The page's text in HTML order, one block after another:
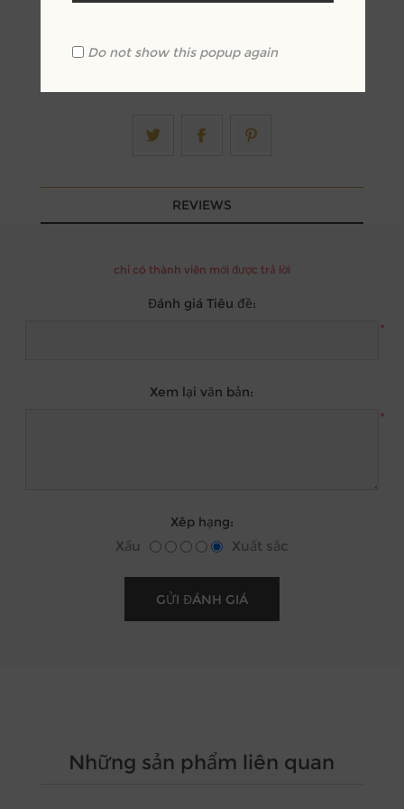
REVIEWS
chỉ có thành viên mới được trả lời
Đánh giá Tiêu đề:
*
Xem lại văn bản:
*
Xêp hạng:
Xấu Xuất sắc
Những sản phẩm liên quan
Do not show this popup again